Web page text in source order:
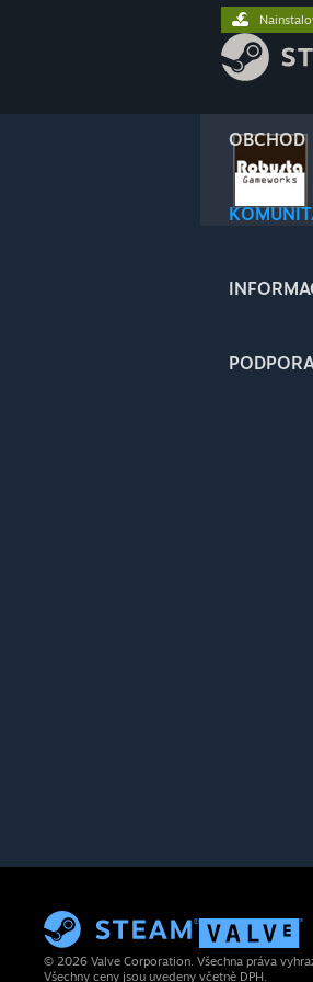
OBCHOD
© 2026 Valve Corporation. Všechna práva
Všechny ceny jsou uvedeny včetně DPH.